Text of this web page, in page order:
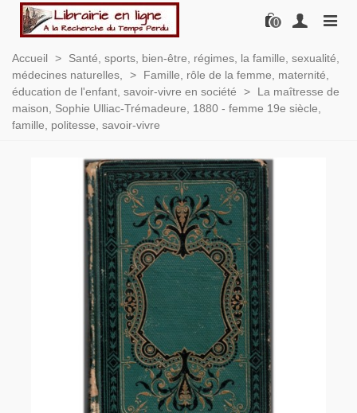
0
Accueil >
Santé, sports, bien-être, régimes, la famille, sexualité,
médecines naturelles,
>
Famille, rôle de la femme, maternité,
éducation de l'enfant, savoir-vivre en société
>
La maîtresse de
maison, Sophie Ulliac-Trémadeure, 1880 - femme 19e siècle,
famille, politesse, savoir-vivre